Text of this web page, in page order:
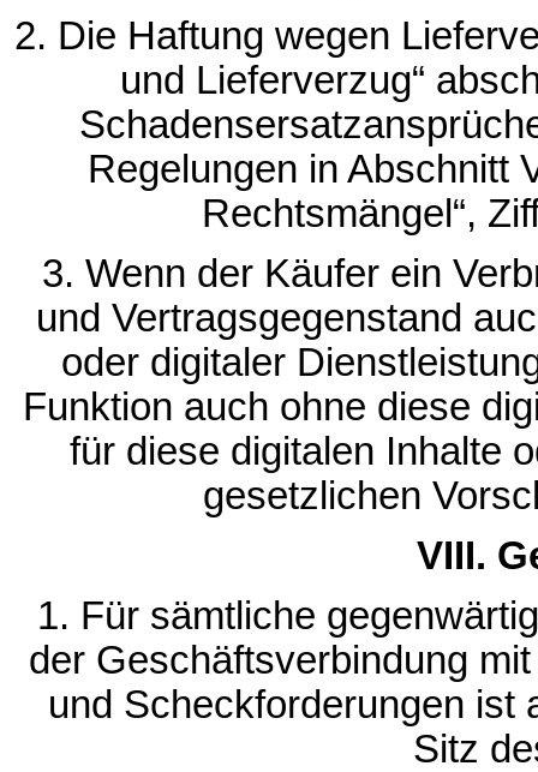
2. Die Haftung wegen
und Lieferverzug“
Regelungen in Abschnitt
Rechtsmängel“,
3. Wenn der Käufer ein
und Vertragsgegenstand
oder digitaler
Funktion auch ohne diese
für diese digitalen Inhalte
gesetzlichen
VIII.
1. Für sämtliche
der Geschäftsverbindung
und Scheckforderungen ist
Sitz